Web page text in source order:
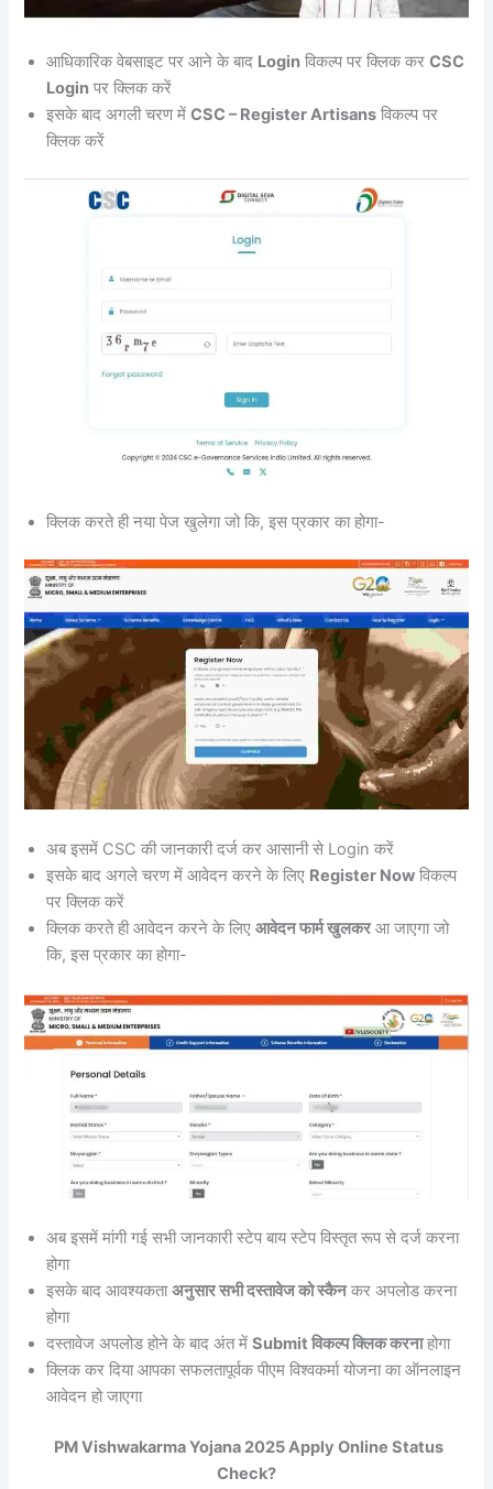
आधिकारिक वेबसाइट पर आने के बाद Login विकल्प पर क्लिक करCSC
Login पर क्लिक करें
इसके बाद अगली चरण मेंCSC – Register Artisans विकल्प पर
क्लिक करें
क्लिक करते ही नया पेज खुलेगा जो कि, इस प्रकार का होगा-
अब इसमें CSC की जानकारी दर्ज कर आसानी से Login करें
इसके बाद अगले चरण में आवेदन करने के लिए Register Now विकल्प
पर क्लिक करें
क्लिक करते ही आवेदन करने के लिएआवेदन फार्म खुलकरआ जाएगा जो
कि, इस प्रकार का होगा-
अब इसमें मांगी गई सभी जानकारी स्टेप बाय स्टेप विस्तृत रूप से दर्ज करना
होगा
इसके बाद आवश्यकताअनुसार सभी दस्तावेज को स्कैनकर अपलोड करना
होगा
दस्तावेज अपलोड होने के बाद अंत मेंSubmit विकल्प क्लिक करनाहोगा
क्लिक कर दिया आपका सफलतापूर्वक पीएम विश्वकर्मा योजना का ऑनलाइन
आवेदन हो जाएगा
PM Vishwakarma Yojana 2025 Apply Online Status
Check?